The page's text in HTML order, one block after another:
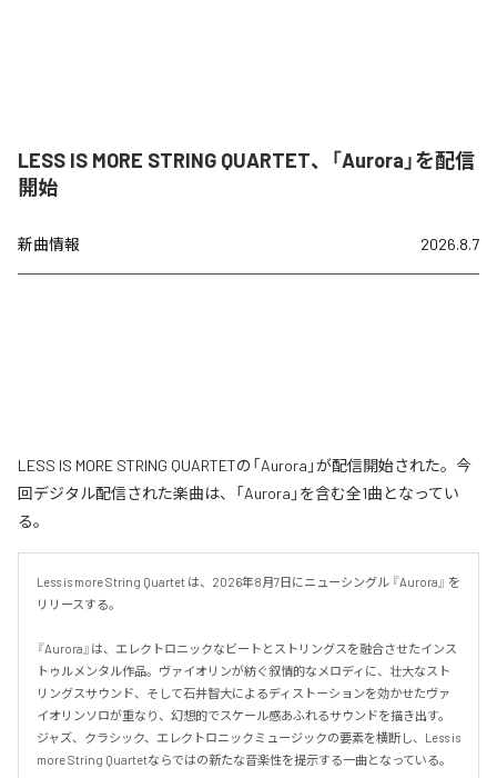
LESS IS MORE STRING QUARTET、「Aurora」を配信
開始
新曲情報 2026.8.7
LESS IS MORE STRING QUARTETの「Aurora」が配信開始された。今
回デジタル配信された楽曲は、「Aurora」を含む全1曲となってい
る。
Less is more String Quartet は、2026年8月7日にニューシングル 『Aurora』 を
リリースする。
『Aurora』は、エレクトロニックなビートとストリングスを融合させたインス
トゥルメンタル作品。ヴァイオリンが紡ぐ叙情的なメロディに、壮大なスト
リングスサウンド、そして石井智大によるディストーションを効かせたヴァ
イオリンソロが重なり、幻想的でスケール感あふれるサウンドを描き出す。
ジャズ、クラシック、エレクトロニックミュージックの要素を横断し、Less is
more String Quartetならではの新たな音楽性を提示する一曲となっている。